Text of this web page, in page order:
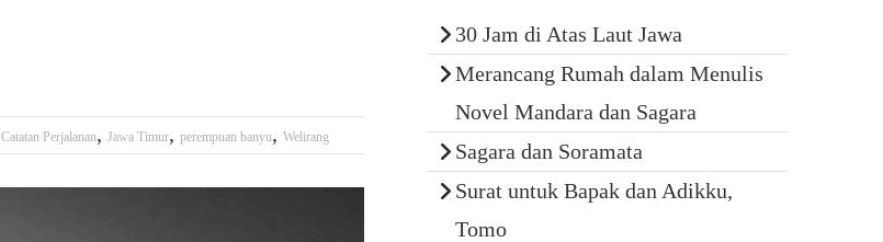
Catatan Perjalanan, Jawa Timur, perempuan banyu, Welirang
30 Jam di Atas Laut Jawa
Merancang Rumah dalam Menulis
Novel Mandara dan Sagara
Sagara dan Soramata
Surat untuk Bapak dan Adikku,
Tomo